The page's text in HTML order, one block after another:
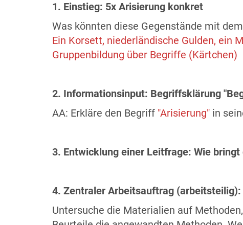
1. Einstieg: 5x Arisierung konkret
Was könnten diese Gegenstände mit
Ein Korsett, niederländische Gulden, ein
Gruppenbildung über Begriffe (Kärtchen)
2. Informationsinput: Begriffsklärung
AA: Erkläre den Begriff "Arisierung" in
3. Entwicklung einer Leitfrage: Wie
4. Zentraler Arbeitsauftrag
Untersuche die Materialien auf